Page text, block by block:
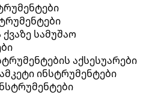
სამუშაო
აქსესუარები
ინსტრუმენტები